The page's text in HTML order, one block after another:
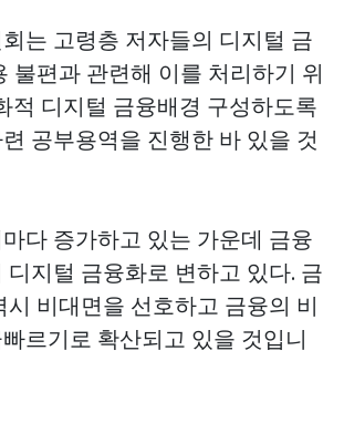
는 고령층 저자들의 디지털 금
불편과 관련해 이를 처리하기 위
적 디지털 금융배경 구성하도록
공부용역을 진행한 바 있을 것
다 증가하고 있는 가운데 금융
디지털 금융화로 변하고 있다. 금
시 비대면을 선호하고 금융의 비
르기로 확산되고 있을 것입니